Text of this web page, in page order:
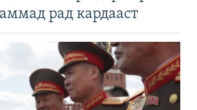
рад кардааст